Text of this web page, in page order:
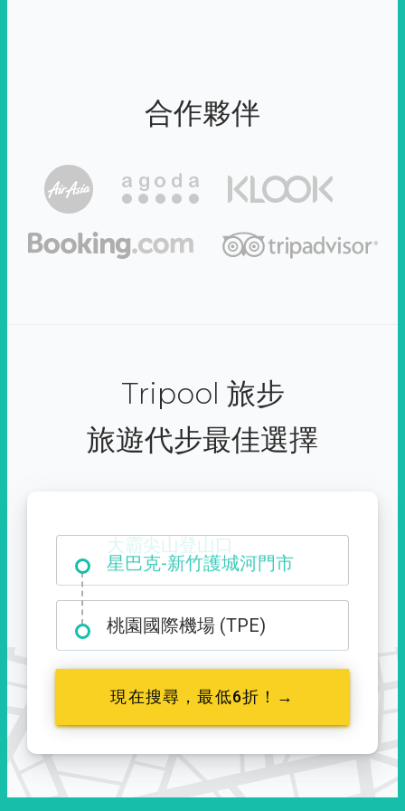
合作夥伴
Tripool 旅步
旅遊代步最佳選擇
大霸尖山登山口
桃園國際機場 (TPE)
現在搜尋，最低6折！→